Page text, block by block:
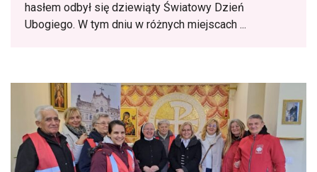
hasłem odbył się dziewiąty Światowy Dzień
Ubogiego. W tym dniu w różnych miejscach ...